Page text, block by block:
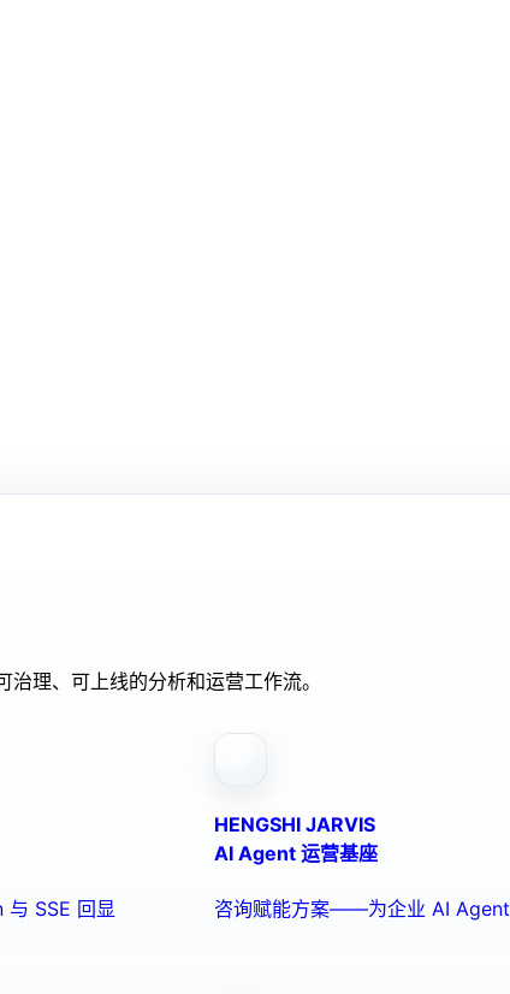
理、可上线的分析和运营工作流。
SSE 回显
HENGSHI JARVIS
AI Agent 运营基座
咨询赋能方案——为企业 AI Agent